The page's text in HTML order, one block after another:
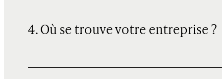
4. Où se trouve votre entreprise ?